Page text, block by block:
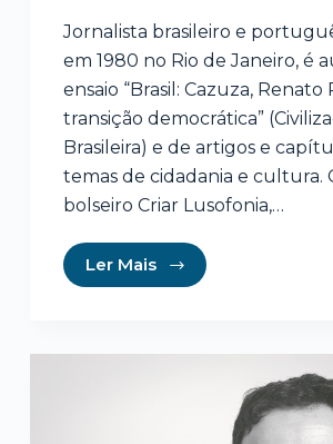
Jornalista brasileiro e
em 1980 no Rio de Janeiro, é
ensaio “Brasil: Cazuza, Renato
transição democrática”
Brasileira) e de artigos e
temas de cidadania e cultura.
bolseiro Criar Lusofonia,…
Ler Mais